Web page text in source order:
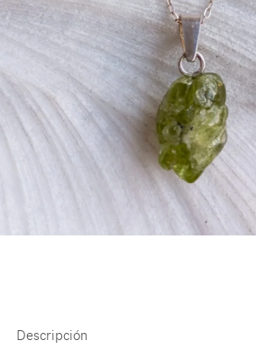
Descripción